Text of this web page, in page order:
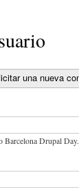
activa)una nueva
Barcelona Drupal Day.